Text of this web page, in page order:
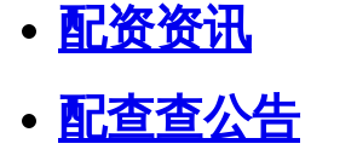
配资资讯
配查查公告